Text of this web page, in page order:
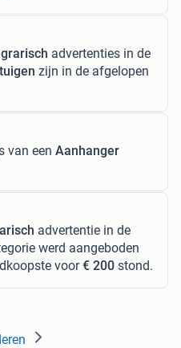
advertenties in de
zijn in de afgelopen
van een Aanhanger
advertentie in de
werd aangeboden
voor€ 200 stond.